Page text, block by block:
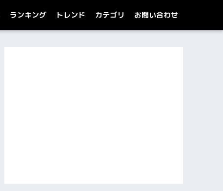
ランキング トレンド カテゴリ お問い合わせ